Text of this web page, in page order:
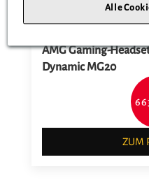
AMG Gaming-
Dynamic MG20
ZUM
Alle